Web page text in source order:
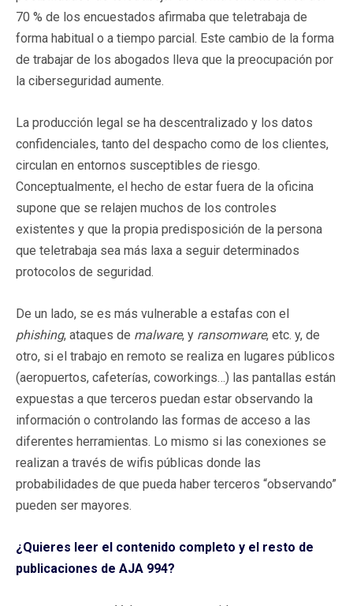
70 % de los encuestados afirmaba que teletrabaja de
forma habitual o a tiempo parcial. Este cambio de la forma
de trabajar de los abogados lleva que la preocupación por
la ciberseguridad aumente.
La producción legal se ha descentralizado y los datos
confidenciales, tanto del despacho como de los clientes,
circulan en entornos susceptibles de riesgo.
Conceptualmente, el hecho de estar fuera de la oficina
supone que se relajen muchos de los controles
existentes y que la propia predisposición de la persona
que teletrabaja sea más laxa a seguir determinados
protocolos de seguridad.
De un lado, se es más vulnerable a estafas con el
phishing, ataques de malware, y ransomware, etc. y, de
otro, si el trabajo en remoto se realiza en lugares públicos
(aeropuertos, cafeterías, coworkings…) las pantallas están
expuestas a que terceros puedan estar observando la
información o controlando las formas de acceso a las
diferentes herramientas. Lo mismo si las conexiones se
realizan a través de wifis públicas donde las
probabilidades de que pueda haber terceros “observando”
pueden ser mayores.
¿Quieres leer el contenido completo y el resto de
publicaciones de AJA 994?